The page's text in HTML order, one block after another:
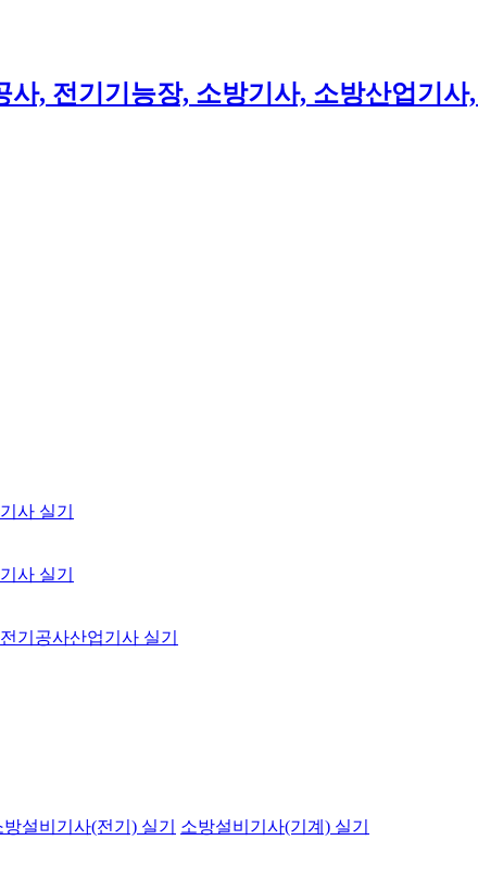
사 실기
사 실기
전기공사산업기사 실기
방설비기사(전기) 실기 소방설비기사(기계) 실기